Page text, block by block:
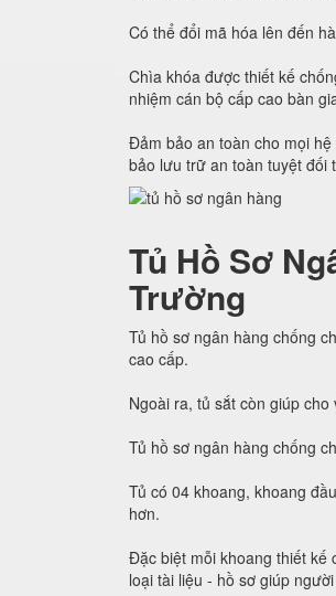
Có thể đổi mã hóa lên đến
Chìa khóa được thiết kế
nhiệm cán bộ cấp cao bàn
Đảm bảo an toàn cho mọi
bảo lưu trữ an toàn tuyệt đối
Tủ Hồ Sơ
Trường
Tủ hồ sơ ngân hàng chống
cao cấp.
Ngoài ra, tủ sắt còn giúp
Tủ hồ sơ ngân hàng chống
Tủ có 04 khoang, khoang
hơn.
Đặc biệt mỗi khoang thiết kế
loại tài liệu - hồ sơ giúp